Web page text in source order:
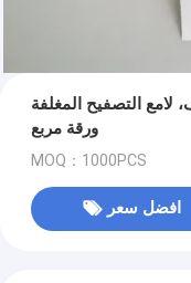
لامع التصفيح المغلفة
ورقة مربع
MOQ：1000PCS
افضل سعر